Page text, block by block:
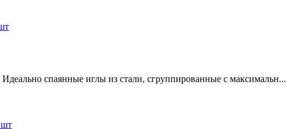
спаянные иглы из стали, сгруппированные с максимальн...